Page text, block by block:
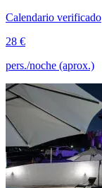
Calendario verificado
28 €
pers./noche (aprox.)